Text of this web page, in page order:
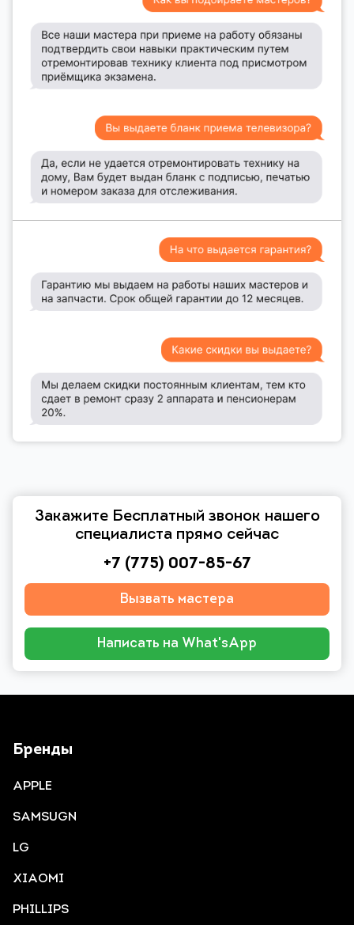
Закажите Бесплатный звонок нашего
специалиста прямо сейчас
+7 (775) 007-85-67
Вызвать мастера
Написать на What'sApp
Бренды
APPLE
SAMSUGN
LG
XIAOMI
PHILLIPS